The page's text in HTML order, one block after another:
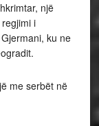
një
i
ku ne
me serbët në